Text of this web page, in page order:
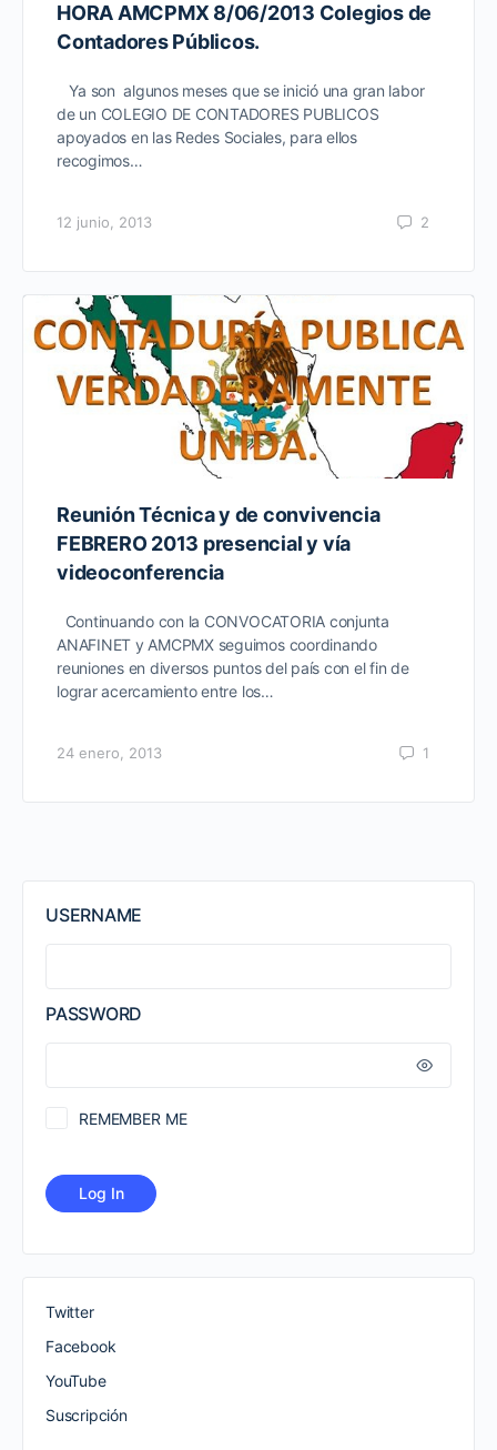
HORA AMCPMX 8/06/2013 Colegios de
Contadores Públicos.
Ya son algunos meses que se inició una gran labor
de un COLEGIO DE CONTADORES PUBLICOS
apoyados en las Redes Sociales, para ellos
recogimos…
12 junio, 2013 2
Reunión Técnica y de convivencia
FEBRERO 2013 presencial y vía
videoconferencia
Continuando con la CONVOCATORIA conjunta
ANAFINET y AMCPMX seguimos coordinando
reuniones en diversos puntos del país con el fin de
lograr acercamiento entre los…
24 enero, 2013 1
USERNAME
PASSWORD
REMEMBER ME
Twitter
Facebook
YouTube
Suscripción